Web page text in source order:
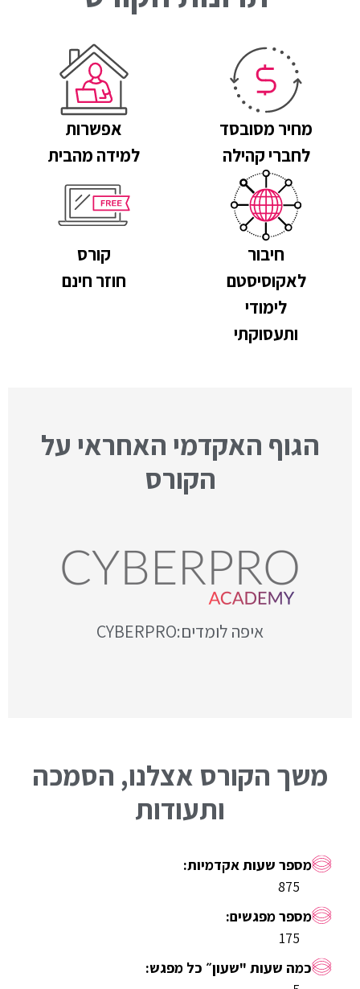
מחיר מסובסד
לחברי קהילה
אפשרות
למידה מהבית
חיבור
לאקוסיסטם
לימודי
ותעסוקתי
קורס
חוזר חינם
הגוף האקדמי האחראי על
הקורס
איפה לומדים:CYBERPRO
משך הקורס אצלנו, הסמכה
ותעודות
875
175